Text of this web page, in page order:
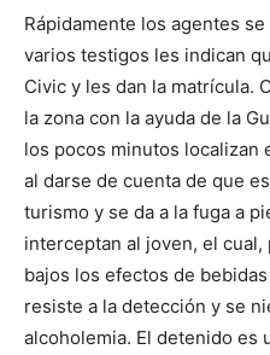
Rápidamente los agentes
varios testigos les indican
Civic y les dan la matrícula.
la zona con la ayuda de la
los pocos minutos localizan
al darse de cuenta de que
turismo y se da a la fuga a
interceptan al joven, el
bajos los efectos de
resiste a la detección y se
alcoholemia. El detenido es